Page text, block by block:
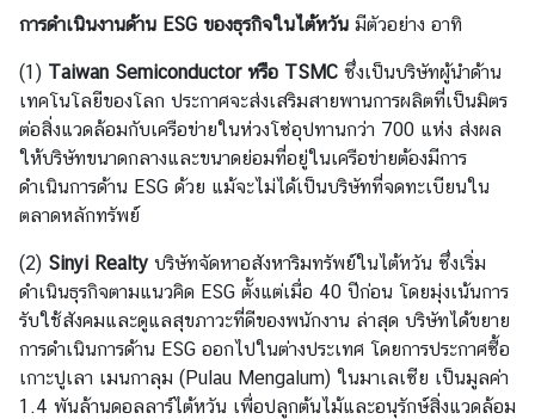
แ
ส
ไ
ต้
ห
วั
น
กิ
จ
ก
ร
ร
ม
การดำเนินงานด้าน ESG ของธุรกิจในไต้หวัน มีตัวอย่าง อาทิ
(1) Taiwan Semiconductor หรือ TSMC ซึ่งเป็นบริษัทผู้นำด้าน
เทคโนโลยีของโลก ประกาศจะส่งเสริมสายพานการผลิตที่เป็นมิตร
ต่อสิ่งแวดล้อมกับเครือข่ายในห่วงโซ่อุปทานกว่า 700 แห่ง ส่งผล
ให้บริษัทขนาดกลางและขนาดย่อมที่อยู่ในเครือข่ายต้องมีการ
ดำเนินการด้าน ESG ด้วย แม้จะไม่ได้เป็นบริษัทที่จดทะเบียนใน
ตลาดหลักทรัพย์
(2) Sinyi Realty บริษัทจัดหาอสังหาริมทรัพย์ในไต้หวัน ซึ่งเริ่ม
ดำเนินธุรกิจตามแนวคิด ESG ตั้งแต่เมื่อ 40 ปีก่อน โดยมุ่งเน้นการ
รับใช้สังคมและดูแลสุขภาวะที่ดีของพนักงาน ล่าสุด บริษัทได้ขยาย
การดำเนินการด้าน ESG ออกไปในต่างประเทศ โดยการประกาศซื้อ
เกาะปูเลา เมนกาลุม (Pulau Mengalum) ในมาเลเซีย เป็นมูลค่า
1.4 พันล้านดอลลาร์ไต้หวัน เพื่อปลูกต้นไม้และอนุรักษ์สิ่งแวดล้อม